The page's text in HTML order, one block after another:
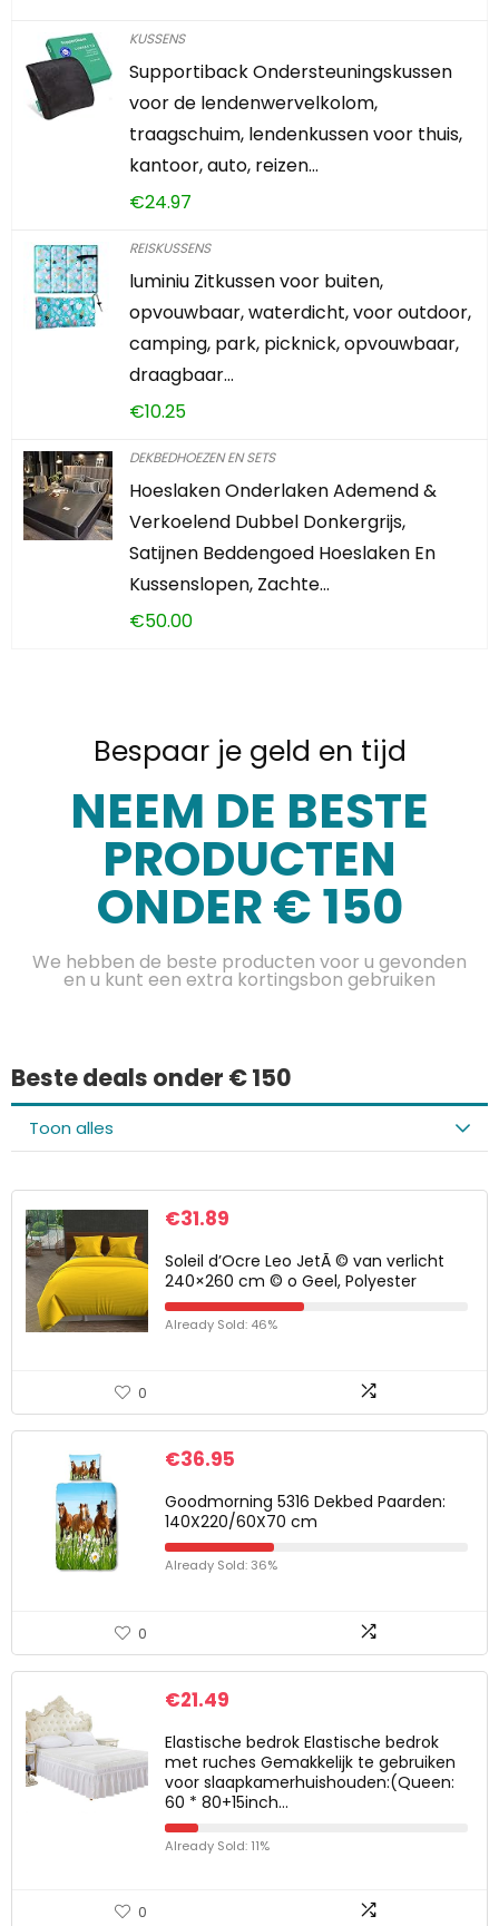
KUSSENS
Supportiback Ondersteuningskussen
voor de lendenwervelkolom,
traagschuim, lendenkussen voor thuis,
kantoor, auto, reizen…
€24.97
REISKUSSENS
luminiu Zitkussen voor buiten,
opvouwbaar, waterdicht, voor outdoor,
camping, park, picknick, opvouwbaar,
draagbaar…
€10.25
DEKBEDHOEZEN EN SETS
Hoeslaken Onderlaken Ademend &
Verkoelend Dubbel Donkergrijs,
Satijnen Beddengoed Hoeslaken En
Kussenslopen, Zachte…
€50.00
Bespaar je geld en tijd
NEEM DE BESTE
PRODUCTEN
ONDER € 150
We hebben de beste producten voor u gevonden
en u kunt een extra kortingsbon gebruiken
Beste deals onder € 150
Toon alles
€31.89
Soleil d’Ocre Leo JetÃ © van verlicht
240×260 cm © o Geel, Polyester
Already Sold: 46%
0
€36.95
Goodmorning 5316 Dekbed Paarden:
140X220/60X70 cm
Already Sold: 36%
0
€21.49
Elastische bedrok Elastische bedrok
met ruches Gemakkelijk te gebruiken
voor slaapkamerhuishouden:(Queen:
60 * 80+15inch…
Already Sold: 11%
0